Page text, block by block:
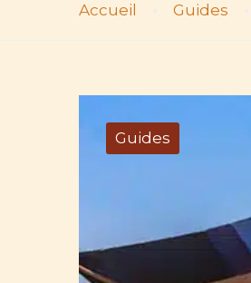
Accueil Guides
Guides